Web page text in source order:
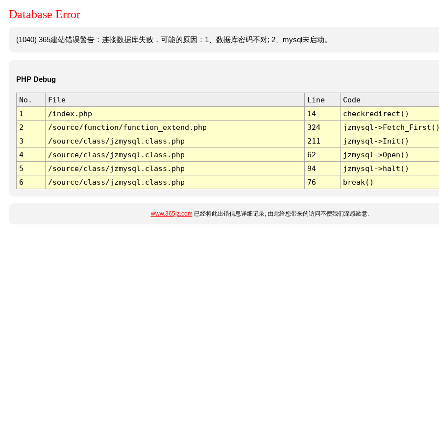
Database Error
(1040) 365建站错误警告：连接数据库失败，可能的原因：1、数据库密码不对; 2、mysql未启动。
PHP Debug
No. File Line
Code
1
/index.php 14
checkredirect()
2
/source/function/function_extend.php 324
jzmysql-
3
/source/class/jzmysql.class.php 211
jzmysql->Init()
4
/source/class/jzmysql.class.php 62
jzmysql->Open()
5
/source/class/jzmysql.class.php 94
jzmysql->halt()
6
/source/class/jzmysql.class.php 76 break()
www.365jz.com已经将此出错信息详细记录, 由此给您带来的访问不便我们深感歉意.